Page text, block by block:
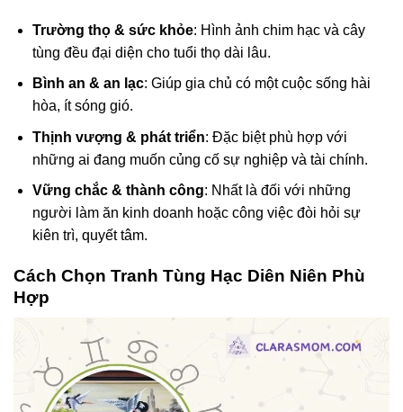
Trường thọ & sức khỏe: Hình ảnh chim hạc và cây
tùng đều đại diện cho tuổi thọ dài lâu.
Bình an & an lạc: Giúp gia chủ có một cuộc sống hài
hòa, ít sóng gió.
Thịnh vượng & phát triển: Đặc biệt phù hợp với
những ai đang muốn củng cố sự nghiệp và tài chính.
Vững chắc & thành công: Nhất là đối với những
người làm ăn kinh doanh hoặc công việc đòi hỏi sự
kiên trì, quyết tâm.
Cách Chọn Tranh Tùng Hạc Diên Niên Phù
Hợp